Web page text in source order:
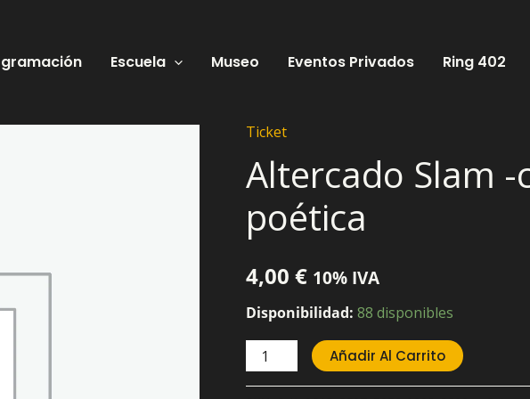
Escuela Museo Eventos Privados Ring 402
Ticket
Altercado Slam
poética
4,00€ 10% IVA
Disponibilidad: 88 disponibles
Altercado
Slam
-
competición
poética
cantidad
Añadir Al Carrito